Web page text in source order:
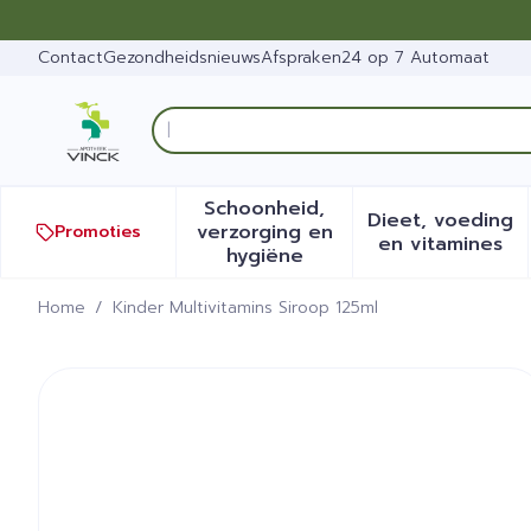
ContactGezondheidsnieuwsAfspraken24 op 7 Automaat
Product, merk, categorie...
Ontdek vita
Promoties
Schoonheid,
verzorging en
hygiëneToon submenu voor
Dieet, voeding
en vitamines
Toon
Home / Kinder Multivitamins Siroop 125ml